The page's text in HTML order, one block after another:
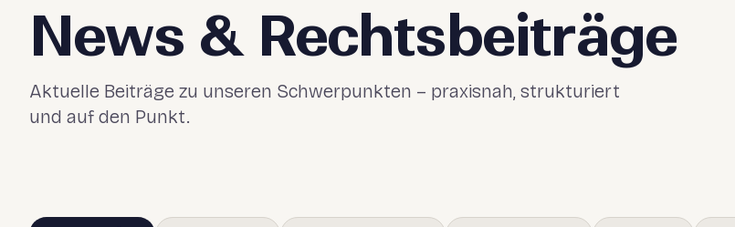
News & Rechtsbeiträge
Aktuelle Beiträge zu unseren Schwerpunkten – praxisnah, strukturiert
und auf den Punkt.